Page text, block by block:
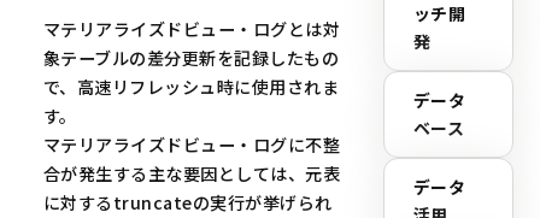
KKXRCA", 行85
ORA-06512:
"SYS.DBMS_SNAPSHOT_
ORA-06512:
"SYS.DBMS_SNAPSHOT_
KKXRCA", 行2360
マテリアライズドビュー・ログとは対
象テーブルの差分更新を記録したもの
で、高速リフレッシュ時に使用されま
す。
マテリアライズドビュー・ログに不整
合が発生する主な要因としては、元表
に対するtruncateの実行が挙げられ
ッチ開
発
データ
ベース
データ